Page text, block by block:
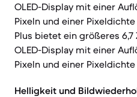
OLED-Display mit einer
Pixeln und einer
Plus bietet ein größeres 6,7
OLED-Display mit einer
Pixeln und einer
Helligkeit und